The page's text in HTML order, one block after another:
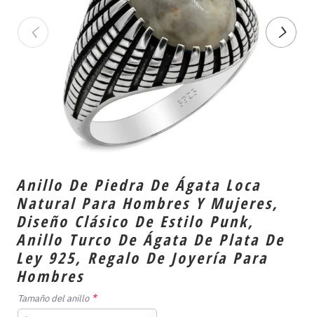
Anillo De Piedra De Ágata Loca
Natural Para Hombres Y Mujeres,
Diseño Clásico De Estilo Punk,
Anillo Turco De Ágata De Plata De
Ley 925, Regalo De Joyería Para
Hombres
Tamaño del anillo